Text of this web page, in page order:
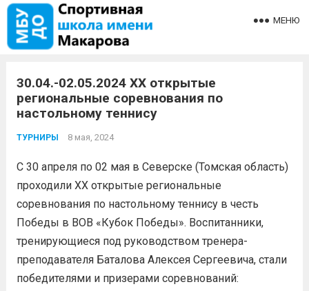
МЕНЮ
30.04.-02.05.2024 XX открытые
региональные соревнования по
настольному теннису
ТУРНИРЫ 8 мая, 2024
С 30 апреля по 02 мая в Северске (Томская область)
проходили XX открытые региональные
соревнования по настольному теннису в честь
Победы в ВОВ «Кубок Победы». Воспитанники,
тренирующиеся под руководством тренера-
преподавателя Баталова Алексея Сергеевича, стали
победителями и призерами соревнований: